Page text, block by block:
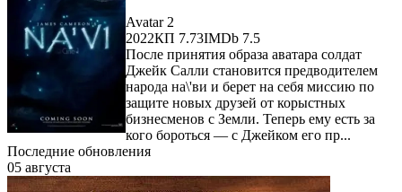
Avatar 2
2022КП 7.73IMDb 7.5
После принятия образа аватара солдат
Джейк Салли становится предводителем
народа на\'ви и берет на себя миссию по
защите новых друзей от корыстных
бизнесменов с Земли. Теперь ему есть за
кого бороться — с Джейком его пр...
Последние обновления
05 августа